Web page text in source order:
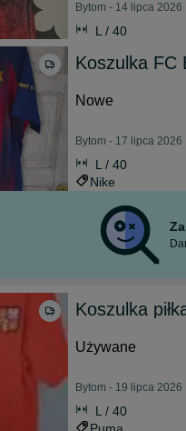
Bytom - 14 lipca 2026
L / 40
Koszulka FC
Nowe
Bytom - 17 lipca 2026
L / 40
Nike
Koszulka
Używane
Bytom - 19 lipca 2026
L / 40